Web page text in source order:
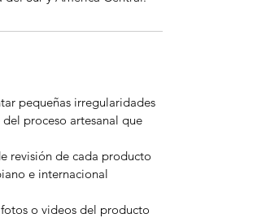
pequeñas irregularidades
proceso artesanal que
revisión de cada producto
e internacional
o videos del producto